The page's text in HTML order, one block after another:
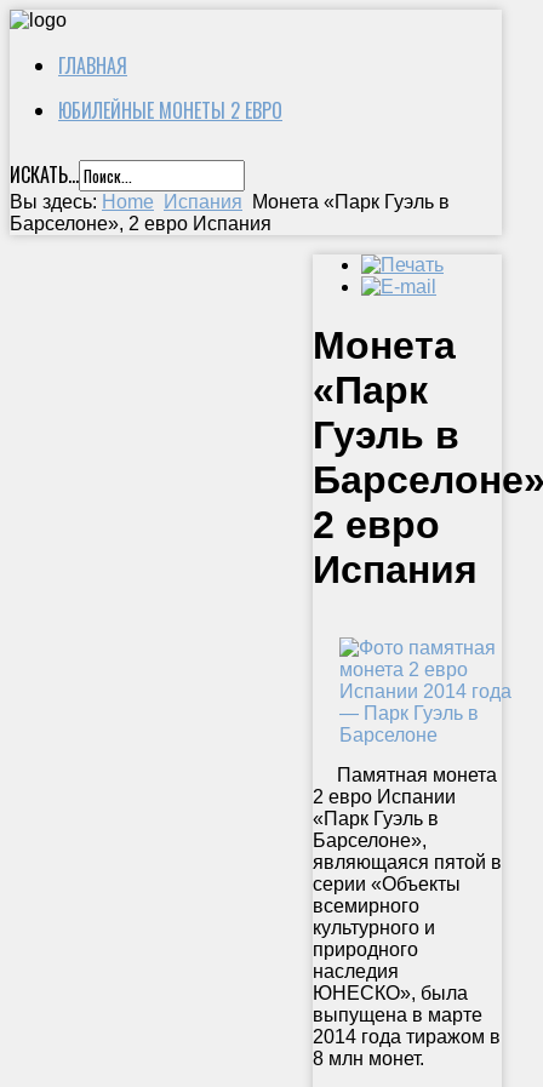
ГЛАВНАЯ
ЮБИЛЕЙНЫЕ МОНЕТЫ 2 ЕВРО
ИСКАТЬ...
Вы здесь: Home Испания
Монета «Парк Гуэль в
Барселоне», 2 евро Испания
Монета
«Парк
Гуэль в
2 евро
Испания
Памятная монета
2 евро Испании
«Парк Гуэль в
Барселоне»,
являющаяся пятой в
серии «Объекты
всемирного
культурного и
природного
наследия
ЮНЕСКО», была
выпущена в марте
2014 года тиражом в
8 млн монет.